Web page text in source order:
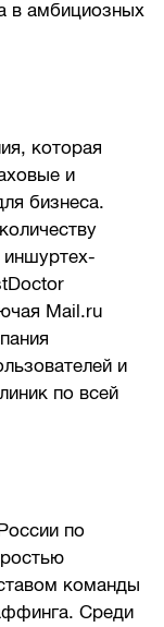
в амбициозных
которая
и
бизнеса.
иншуртех-
Mail.ru
и
по всей
по
команды
Среди